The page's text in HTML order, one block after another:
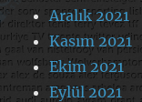
Aralık 2021
Kasım 2021
Ekim 2021
Eylül 2021